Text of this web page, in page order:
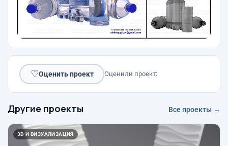
♡Оценить проект Оценили проект:
Другие проекты Все проекты →
3D И ВИЗУАЛИЗАЦИЯ